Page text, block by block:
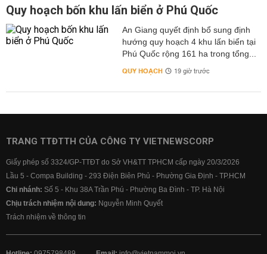
Quy hoạch bốn khu lấn biển ở Phú Quốc
An Giang quyết định bổ sung định
hướng quy hoạch 4 khu lấn biển tại
Phú Quốc rộng 161 ha trong tổng...
QUY HOẠCH 19 giờ trước
TRANG TTĐTTH CỦA CÔNG TY VIETNEWSCORP
Giấy phép số 3324/GP-TTĐT do Sở VH&TT TPHCM cấp ngày 20/3/2026
Lầu 5 - Compa Building - 293 Điện Biên Phủ - Phường Gia Định - TP.HCM
Chi nhánh: Số 5 - Khu 38A Trần Phú - Phường Ba Đình - TP. Hà Nội
Chịu trách nhiệm nội dung: Nguyễn Minh Quyết
Trách nhiệm về thông tin